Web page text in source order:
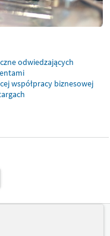
odwiedzających
współpracy biznesowej